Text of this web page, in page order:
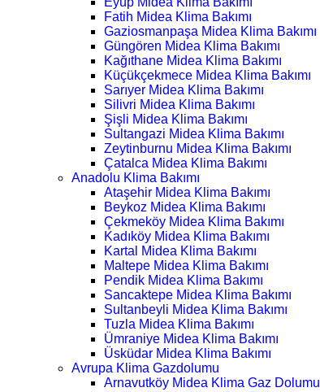
Fatih Midea Klima Bakımı
Gaziosmanpaşa Midea Klima Bakımı
Güngören Midea Klima Bakımı
Kağıthane Midea Klima Bakımı
Küçükçekmece Midea Klima Bakımı
Sarıyer Midea Klima Bakımı
Silivri Midea Klima Bakımı
Şişli Midea Klima Bakımı
Sultangazi Midea Klima Bakımı
Zeytinburnu Midea Klima Bakımı
Çatalca Midea Klima Bakımı
Anadolu Klima Bakımı
Ataşehir Midea Klima Bakımı
Beykoz Midea Klima Bakımı
Çekmeköy Midea Klima Bakımı
Kadıköy Midea Klima Bakımı
Kartal Midea Klima Bakımı
Maltepe Midea Klima Bakımı
Pendik Midea Klima Bakımı
Sancaktepe Midea Klima Bakımı
Sultanbeyli Midea Klima Bakımı
Tuzla Midea Klima Bakımı
Ümraniye Midea Klima Bakımı
Üsküdar Midea Klima Bakımı
Avrupa Klima Gazdolumu
Arnavutköy Midea Klima Gaz Dolumu